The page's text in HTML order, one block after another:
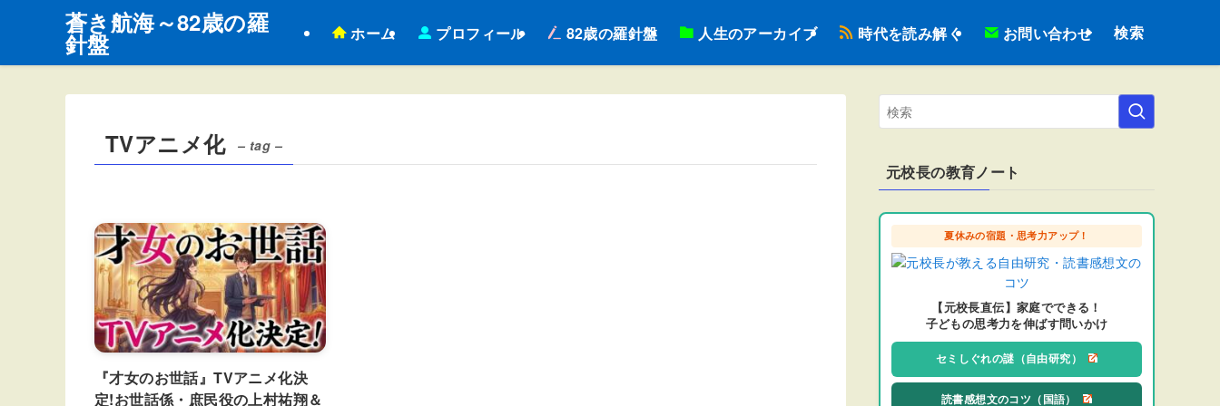
蒼き航海～82歳の羅
針盤 ホーム プロフィール 82歳の羅針盤 人生のアーカイブ 時代を読み解く お問い合わせ 検索
TVアニメ化 – tag –
『才女のお世話』TVアニメ化決
定!お世話係・庶民役の上村祐翔＆
元校長の教育ノート
夏休みの宿題・思考力アップ！
【元校長直伝】家庭でできる！
子どもの思考力を伸ばす問いかけ
セミしぐれの謎（自由研究）
読書感想文のコツ（国語）